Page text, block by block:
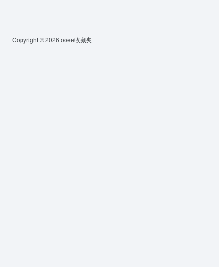
Copyright © 2026 ooee收藏夹